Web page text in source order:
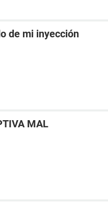
de mi inyección
MAL